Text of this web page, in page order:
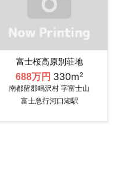
富士桜高原別荘地
688万円 330m²
南都留郡鳴沢村 字富士山
富士急行河口湖駅